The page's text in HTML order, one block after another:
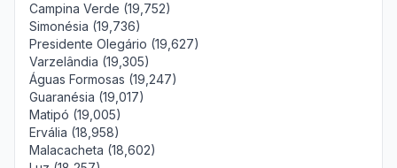
Campina Verde (19,752)
Simonésia (19,736)
Presidente Olegário (19,627)
Varzelândia (19,305)
Águas Formosas (19,247)
Guaranésia (19,017)
Matipó (19,005)
Ervália (18,958)
Malacacheta (18,602)